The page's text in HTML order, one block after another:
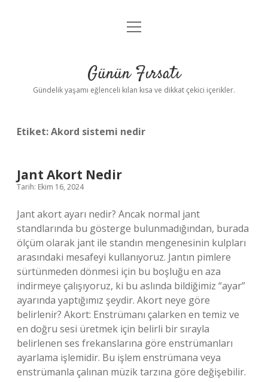
Anasayfa
Yasal Uyarı
menüyü
Günün Fırsatı
Gündelik yaşamı eğlenceli kılan kısa ve dikkat çekici içerikler.
Etiket:Akord sistemi nedir
Jant Akort Nedir
Tarih: Ekim 16, 2024
Jant akort ayarı nedir? Ancak normal jant
standlarında bu gösterge bulunmadığından, burada
ölçüm olarak jant ile standın mengenesinin kulpları
arasındaki mesafeyi kullanıyoruz. Jantın pimlere
sürtünmeden dönmesi için bu boşluğu en aza
indirmeye çalışıyoruz, ki bu aslında bildiğimiz “ayar”
ayarında yaptığımız şeydir. Akort neye göre
belirlenir? Akort: Enstrümanı çalarken en temiz ve
en doğru sesi üretmek için belirli bir sırayla
belirlenen ses frekanslarına göre enstrümanları
ayarlama işlemidir. Bu işlem enstrümana veya
enstrümanla çalınan müzik tarzına göre değişebilir.